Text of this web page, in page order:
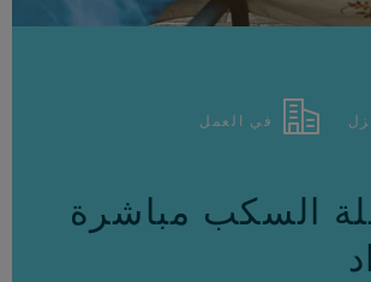
في العمل
السكب مباشرة